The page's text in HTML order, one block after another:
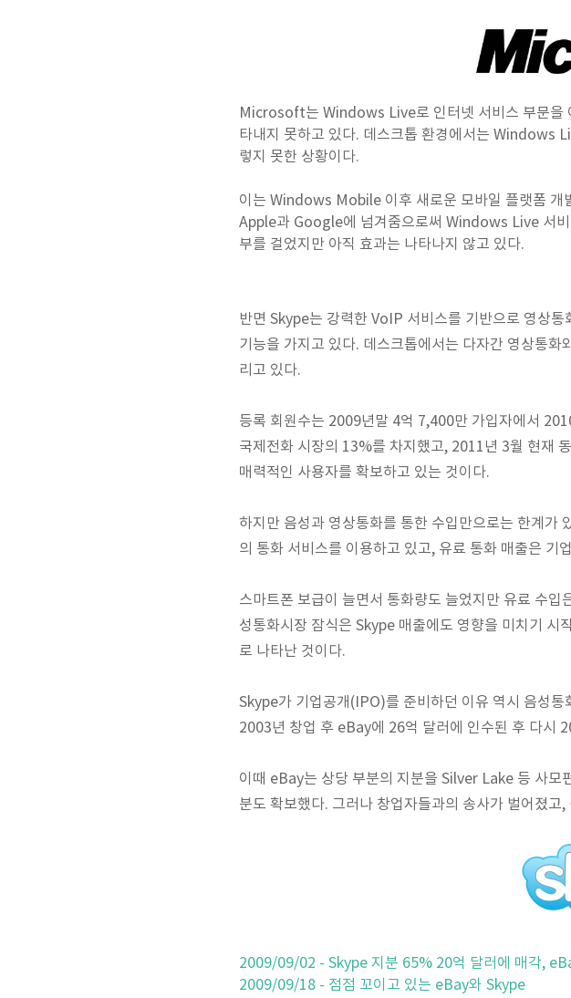
Microsoft는 Windows Live로 인터넷 서비스 부문
타내지 못하고 있다. 데스크톱 환경에서는 Windows
렇지 못한 상황이다.
이는 Windows Mobile 이후 새로운 모바일 플랫폼 개
Apple과 Google에 넘겨줌으로써 Windows Live 서
부를 걸었지만 아직 효과는 나타나지 않고 있다.
반면 Skype는 강력한 VoIP 서비스를 기반으로 영상
기능을 가지고 있다. 데스크톱에서는 다자간 영상통
리고 있다.
등록 회원수는 2009년말 4억 7,400만 가입자에서
국제전화 시장의 13%를 차지했고, 2011년 3월 현재
매력적인 사용자를 확보하고 있는 것이다.
하지만 음성과 영상통화를 통한 수입만으로는 한계가
의 통화 서비스를 이용하고 있고, 유료 통화 매출은 기
스마트폰 보급이 늘면서 통화량도 늘었지만 유료 수
성통화시장 잠식은 Skype 매출에도 영향을 미치기 시
로 나타난 것이다.
Skype가 기업공개(IPO)를 준비하던 이유 역시 음성
2003년 창업 후 eBay에 26억 달러에 인수된 후 다시
이때 eBay는 상당 부분의 지분을 Silver Lake 등 사모
분도 확보했다. 그러나 창업자들과의 송사가 벌어졌
2009/09/02 - Skype 지분 65% 20억 달러에 매각,
2009/09/18 - 점점 꼬이고 있는 eBay와 Skype